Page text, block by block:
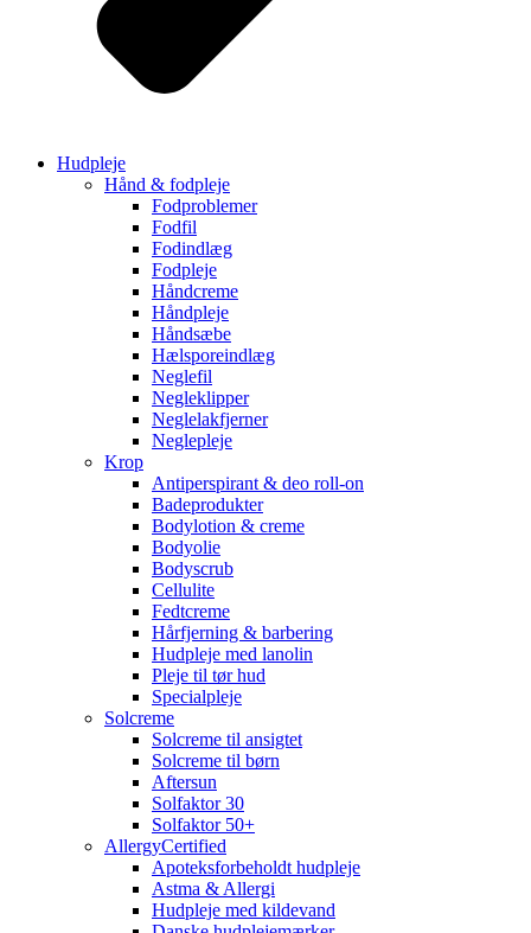
Hudpleje
Hånd & fodpleje
Fodproblemer
Fodfil
Fodindlæg
Fodpleje
Håndcreme
Håndpleje
Håndsæbe
Hælsporeindlæg
Neglefil
Negleklipper
Neglelakfjerner
Neglepleje
Krop
Antiperspirant & deo roll-on
Badeprodukter
Bodylotion & creme
Bodyolie
Bodyscrub
Cellulite
Fedtcreme
Hårfjerning & barbering
Hudpleje med lanolin
Pleje til tør hud
Specialpleje
Solcreme
Solcreme til ansigtet
Solcreme til børn
Aftersun
Solfaktor 30
Solfaktor 50+
AllergyCertified
Apoteksforbeholdt hudpleje
Astma & Allergi
Hudpleje med kildevand